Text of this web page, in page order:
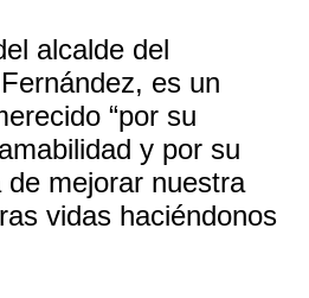
alcalde del
es un
“por su
y por su
mejorar nuestra
vidas haciéndonos